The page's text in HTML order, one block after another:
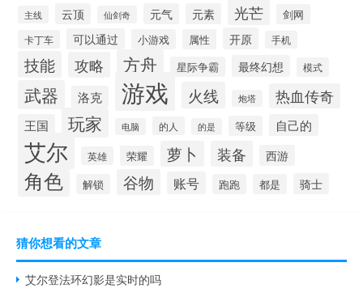
主线 云顶 仙剑奇 元气 元素 光芒 剑网
卡丁车 可以通过 小游戏 属性 开原 手机
技能 攻略 方舟 星际争霸 最终幻想 模式
武器 洛克 游戏 火线 炮塔 热血传奇
王国 玩家 电脑 的人 的是 等级 自己的
艾尔 英雄 荣耀 萝卜 装备 西游
角色 解锁 谷物 账号 跑跑 都是 骑士
猜你想看的文章
艾尔登法环幻影是实时的吗